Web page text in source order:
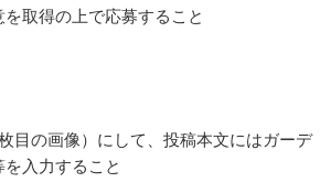
取得の上で応募すること
目の画像）にして、投稿本文にはガーデ
入力すること